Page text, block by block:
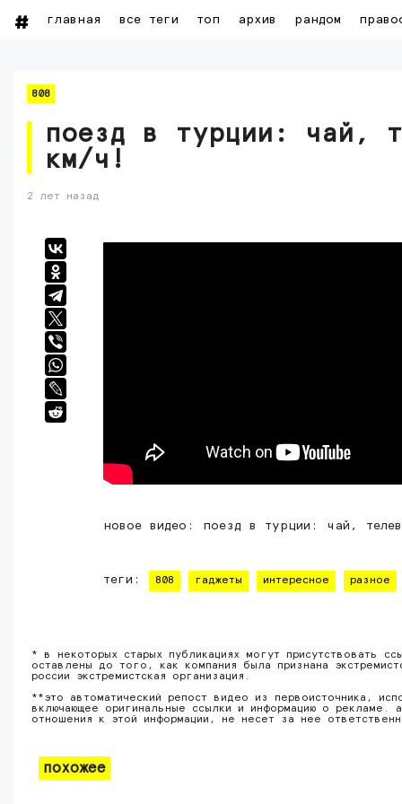
главная все теги топ архив рандом
808
поезд в турции: чай,
км/ч!
2 лет назад
новое видео: поезд в турции: чай,
теги: 808 гаджеты интересное разное
* в некоторых старых публикациях могут присутствовать
оставлены до того, как компания была признана
россии экстремистская организация.
**это автоматический репост видео из первоисточника,
включающее оригинальные ссылки и информацию о рекламе.
отношения к этой информации, не несет за нее
похожее